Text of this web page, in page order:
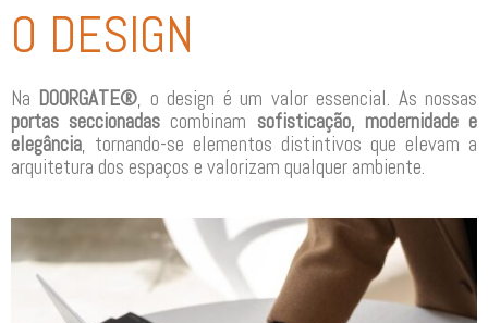
O DESIGN
Na DOORGATE®, o design é um valor essencial. As nossas
portas seccionadas combinam sofisticação, modernidade e
elegância, tornando-se elementos distintivos que elevam a
arquitetura dos espaços e valorizam qualquer ambiente.